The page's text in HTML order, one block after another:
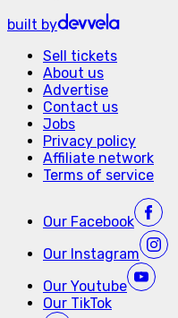
built by
Sell tickets
About us
Advertise
Contact us
Jobs
Privacy policy
Affiliate network
Terms of service
Our Facebook
Our Instagram
Our Youtube
Our TikTok